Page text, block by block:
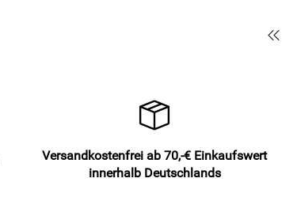
Versandkostenfrei ab 70,-€ Einkaufswert
innerhalb Deutschlands